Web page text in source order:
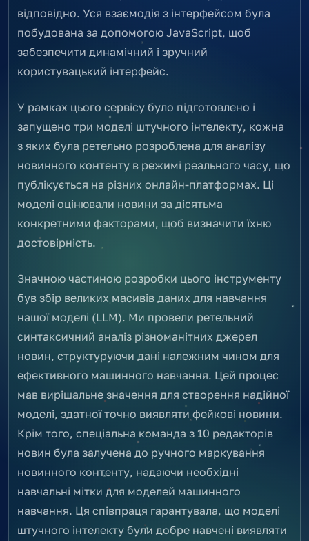
відповідно. Уся взаємодія з інтерфейсом була
побудована за допомогою JavaScript, щоб
забезпечити динамічний і зручний
користувацький інтерфейс.
У рамках цього сервісу було підготовлено і
запущено три моделі штучного інтелекту, кожна
з яких була ретельно розроблена для аналізу
новинного контенту в режимі реального часу, що
публікується на різних онлайн-платформах. Ці
моделі оцінювали новини за дісятьма
конкретними факторами, щоб визначити їхню
достовірність.
Значною частиною розробки цього інструменту
був збір великих масивів даних для навчання
нашої моделі (LLM). Ми провели ретельний
синтаксичний аналіз різноманітних джерел
новин, структуруючи дані належним чином для
ефективного машинного навчання. Цей процес
мав вирішальне значення для створення надійної
моделі, здатної точно виявляти фейкові новини.
Крім того, спеціальна команда з 10 редакторів
новин була залучена до ручного маркування
новинного контенту, надаючи необхідні
навчальні мітки для моделей машинного
навчання. Ця співпраця гарантувала, що моделі
штучного інтелекту були добре навчені виявляти